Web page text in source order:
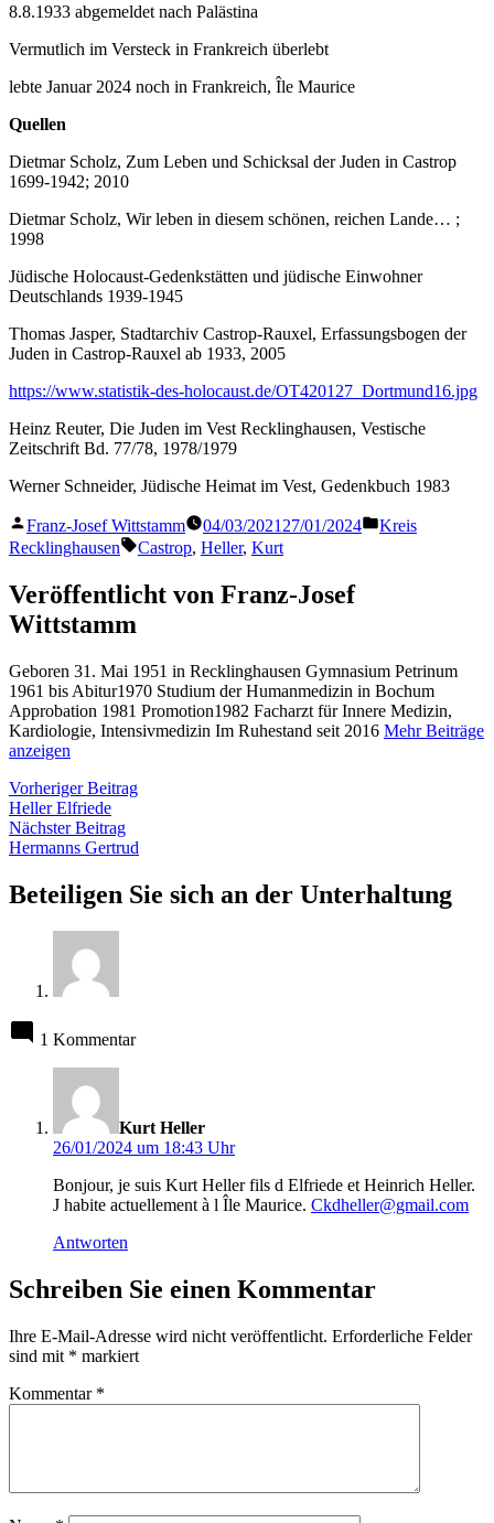
8.8.1933 abgemeldet nach Palästina
Vermutlich im Versteck in Frankreich überlebt
lebte Januar 2024 noch in Frankreich, Île Maurice
Quellen
Dietmar Scholz, Zum Leben und Schicksal der Juden in Castrop
1699-1942; 2010
Dietmar Scholz, Wir leben in diesem schönen, reichen Lande… ;
1998
Jüdische Holocaust-Gedenkstätten und jüdische Einwohner
Deutschlands 1939-1945
Thomas Jasper, Stadtarchiv Castrop-Rauxel, Erfassungsbogen der
Juden in Castrop-Rauxel ab 1933, 2005
https://www.statistik-des-holocaust.de/OT420127_Dortmund16.jpg
Heinz Reuter, Die Juden im Vest Recklinghausen, Vestische
Zeitschrift Bd. 77/78, 1978/1979
Werner Schneider, Jüdische Heimat im Vest, Gedenkbuch 1983
Veröffentlicht
von
Franz-Josef Wittstamm 04/03/2021 27/01/2024
Veröffentlicht
Kreis
Recklinghausen
Schlagwörter:
Castrop, Heller, Kurt
Veröffentlicht von Franz-Josef
Wittstamm
Geboren 31. Mai 1951 in Recklinghausen Gymnasium Petrinum
1961 bis Abitur1970 Studium der Humanmedizin in Bochum
Approbation 1981 Promotion1982 Facharzt für Innere Medizin,
Kardiologie, Intensivmedizin Im Ruhestand seit 2016 Mehr Beiträge
anzeigen
Beitragsnavigation
Vorheriger BeitragVorheriger
Heller Elfriede
Nächster BeitragNächster
Beitrag:
Hermanns Gertrud
Beteiligen Sie sich an der Unterhaltung
1 Kommentar
Kurt Heller
26/01/2024 um 18:43 Uhr
Bonjour, je suis Kurt Heller fils d Elfriede et Heinrich Heller.
J habite actuellement à l Île Maurice. Ckdheller@gmail.com
Antworten
Schreiben Sie einen Kommentar
Ihre E-Mail-Adresse wird nicht veröffentlicht. Erforderliche Felder
sind mit * markiert
Kommentar *